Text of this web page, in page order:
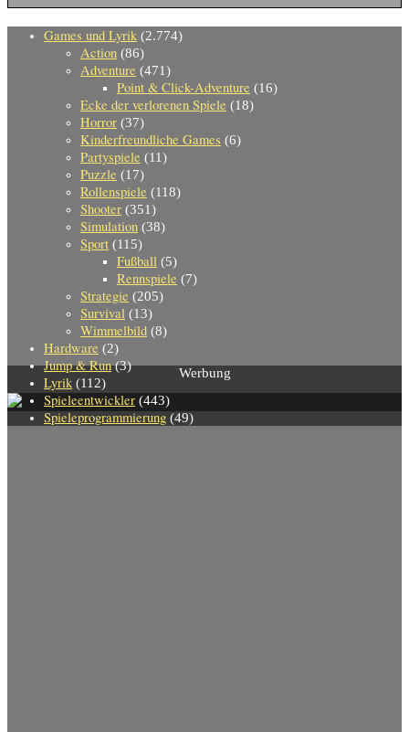
Games und Lyrik (2.774)
Action (86)
Adventure (471)
Point & Click-Adventure (16)
Ecke der verlorenen Spiele (18)
Horror (37)
Kinderfreundliche Games (6)
Partyspiele (11)
Puzzle (17)
Rollenspiele (118)
Shooter (351)
Simulation (38)
Sport (115)
Fußball (5)
Rennspiele (7)
Strategie (205)
Survival (13)
Wimmelbild (8)
Hardware (2)
Jump & Run(3)
Lyrik (112)
Spieleentwickler (443)
Spieleprogrammierung (49)
Werbung